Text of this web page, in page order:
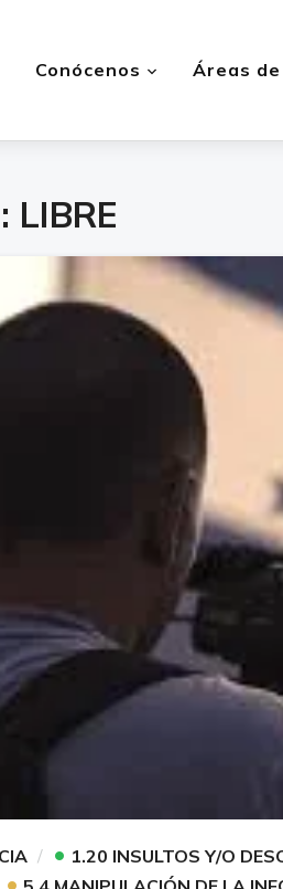
Conócenos Áreas
LIBRE
• 1.20 INSULTOS Y/O